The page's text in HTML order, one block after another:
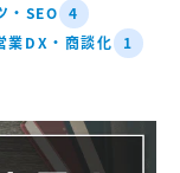
・SEO 4
業DX・商談化 1